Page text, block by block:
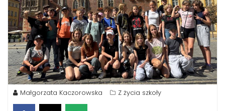
Małgorzata Kaczorowska Z życia szkoły